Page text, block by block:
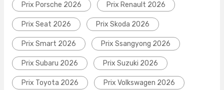
Prix Porsche 2026 Prix Renault 2026
Prix Seat 2026 Prix Skoda 2026
Prix Smart 2026 Prix Ssangyong 2026
Prix Subaru 2026 Prix Suzuki 2026
Prix Toyota 2026 Prix Volkswagen 2026